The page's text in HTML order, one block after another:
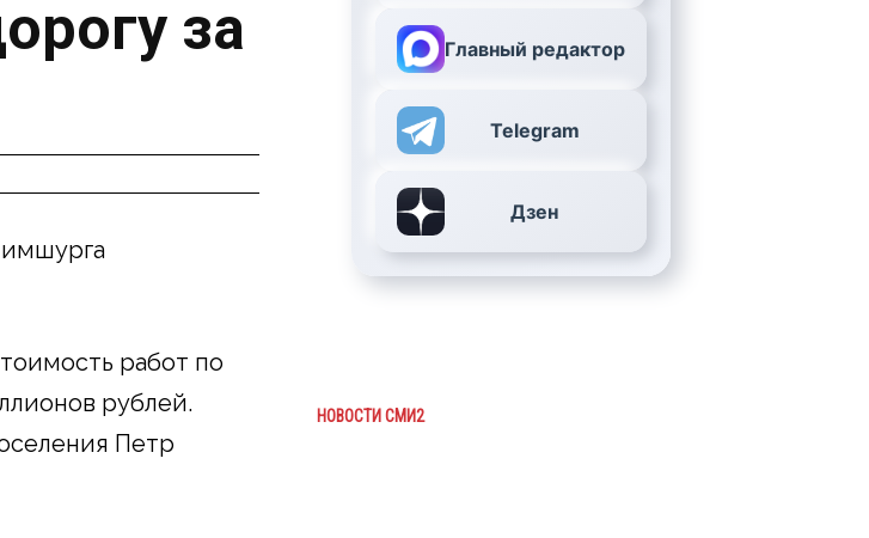
за
работ по
рублей.
Петр
Главный редактор
Telegram
Дзен
НОВОСТИ СМИ2